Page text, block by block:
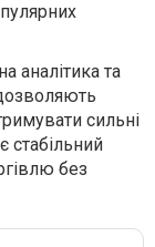
аналітика та
сильні
стабільний
без